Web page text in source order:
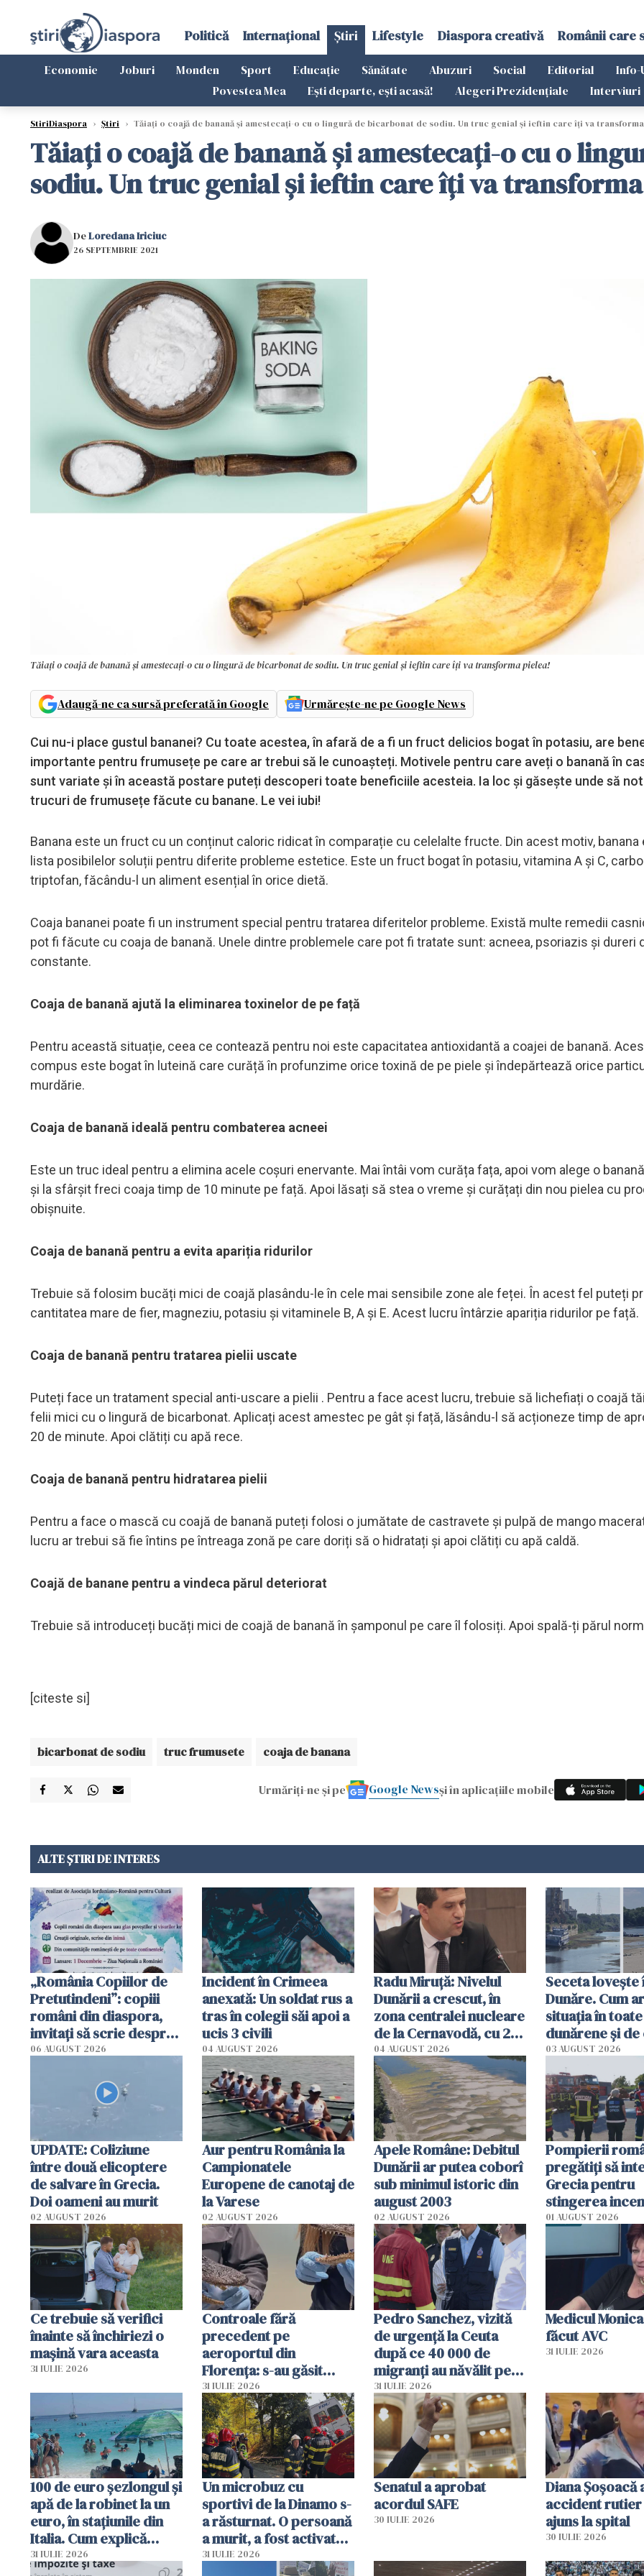
Politică Internațional Știri Lifestyle Diaspora creativă Românii care
Economie Joburi Monden Sport Educație Sănătate Abuzuri Social Editorial
Info-
Povestea Mea
Ești departe, ești acasă! Alegeri Prezidențiale Interviuri
StiriDiaspora › Știri › Tăiați o coajă de banană și amestecați-o cu o lingură de bicarbonat de sodiu. Un truc genial și ieftin care îți va
Tăiați o coajă de banană și amestecați-o cu o
sodiu. Un truc genial și ieftin care îți va
DeLoredana Iriciuc
26 SEPTEMBRIE 2021
Tăiați o coajă de banană și amestecați-o cu o lingură de bicarbonat de sodiu. Un truc genial și ieftin care îți va transforma pielea!
Adaugă-ne ca sursă preferată în Google Urmărește-ne pe Google News
Cui nu-i place gustul bananei? Cu toate acestea, în afară de a fi un fruct delicios bogat în potasiu, are
importante pentru frumusețe pe care ar trebui să le cunoașteți. Motivele pentru care aveți o banană în
sunt variate și în această postare puteți descoperi toate beneficiile acesteia. Ia loc și găsește unde să
trucuri de frumusețe făcute cu banane. Le vei iubi!
Banana este un fruct cu un conținut caloric ridicat în comparație cu celelalte fructe. Din acest motiv, banana
lista posibilelor soluții pentru diferite probleme estetice. Este un fruct bogat în potasiu, vitamina A și C,
triptofan, făcându-l un aliment esențial în orice dietă.
Coaja bananei poate fi un instrument special pentru tratarea diferitelor probleme. Există multe remedii
pot fi făcute cu coaja de banană. Unele dintre problemele care pot fi tratate sunt: acneea, psoriazis și dureri
constante.
Coaja de banană ajută la eliminarea toxinelor de pe față
Pentru această situație, ceea ce contează pentru noi este capacitatea antioxidantă a coajei de banană.
compus este bogat în luteină care curăță în profunzime orice toxină de pe piele și îndepărtează orice
murdărie.
Coaja de banană ideală pentru combaterea acneei
Este un truc ideal pentru a elimina acele coșuri enervante. Mai întâi vom curăța fața, apoi vom alege o
și la sfârșit freci coaja timp de 10 minute pe față. Apoi lăsați să stea o vreme și curățați din nou pielea cu
obișnuite.
Coaja de banană pentru a evita apariția ridurilor
Trebuie să folosim bucăți mici de coajă plasându-le în cele mai sensibile zone ale feței. În acest fel puteți
cantitatea mare de fier, magneziu, potasiu și vitaminele B, A și E. Acest lucru întârzie apariția ridurilor pe față.
Coaja de banană pentru tratarea pielii uscate
Puteți face un tratament special anti-uscare a pielii . Pentru a face acest lucru, trebuie să lichefiați o coajă
felii mici cu o lingură de bicarbonat. Aplicați acest amestec pe gât și față, lăsându-l să acționeze timp de
20 de minute. Apoi clătiți cu apă rece.
Coaja de banană pentru hidratarea pielii
Pentru a face o mască cu coajă de banană puteți folosi o jumătate de castravete și pulpă de mango
lucru ar trebui să fie întins pe întreaga zonă pe care doriți să o hidratați și apoi clătiți cu apă caldă.
Coajă de banane pentru a vindeca părul deteriorat
Trebuie să introduceți bucăți mici de coajă de banană în șamponul pe care îl folosiți. Apoi spală-ți părul
[citeste si]
bicarbonat de sodiu truc frumusete coaja de banana
Urmăriți-ne și pe Google Newsși în aplicațiile mobile
ALTE ȘTIRI DE INTERES
„România Copiilor de
Pretutindeni”: copiii
români din diaspora,
invitați să scrie despre
România într-un volum
06 AUGUST 2026
Incident în Crimeea
anexată: Un soldat rus a
tras în colegii săi apoi a
ucis 3 civili
04 AUGUST 2026
Radu Miruţă: Nivelul
Dunării a crescut, în
zona centralei nucleare
de la Cernavodă, cu 2
cm faţă de ziua trecută
04 AUGUST 2026
Seceta
Dunăre. Cum
situația în
dunărene și de
România
efectele, deși
în iulie
03 AUGUST 2026
UPDATE: Coliziune
între două elicoptere
de salvare în Grecia.
Doi oameni au murit
02 AUGUST 2026
Aur pentru România la
Campionatele
Europene de canotaj de
la Varese
02 AUGUST 2026
Apele Române: Debitul
Dunării ar putea coborî
sub minimul istoric din
august 2003
02 AUGUST 2026
Pompierii
pregătiţi să
Grecia pentru
stingerea
01 AUGUST 2026
Ce trebuie să verifici
înainte să închiriezi o
mașină vara aceasta
31 IULIE 2026
Controale fără
precedent pe
aeroportul din
Florența: s-au găsit
capete de aligator și o
sumă imensă de bani
31 IULIE 2026
Pedro Sanchez, vizită
de urgență la Ceuta
după ce 40 000 de
migranți au năvălit pe
teritoriul spaniol: „Vom
mobiliza toate
resursele"
31 IULIE 2026
Medicul
făcut AVC
31 IULIE 2026
100 de euro șezlongul și
apă de la robinet la un
euro, în stațiunile din
Italia. Cum explică
autoritățile
31 IULIE 2026
Un microbuz cu
sportivi de la Dinamo s-
a răsturnat. O persoană
a murit, a fost activat
planul roșu de
31 IULIE 2026
Senatul a aprobat
acordul SAFE
30 IULIE 2026
Diana Șoșoacă
accident rutier
ajuns la spital
30 IULIE 2026